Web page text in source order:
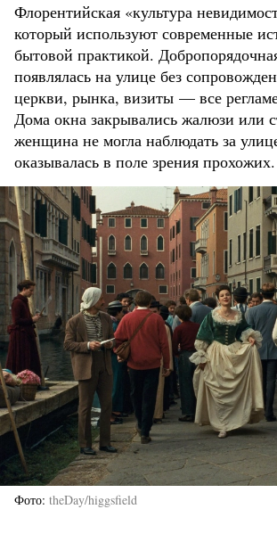
Флорентийская «культура
который используют современные
бытовой практикой.
появлялась на улице без
церкви, рынка, визиты — все
Дома окна закрывались жалюзи или
женщина не могла наблюдать за
оказывалась в поле зрения прохожих.
Фото theDay/higgsfield